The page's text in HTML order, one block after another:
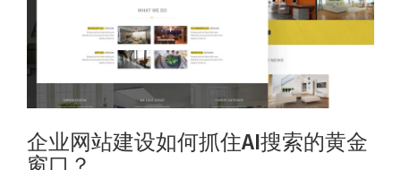
企业网站建设如何抓住AI搜索的黄金